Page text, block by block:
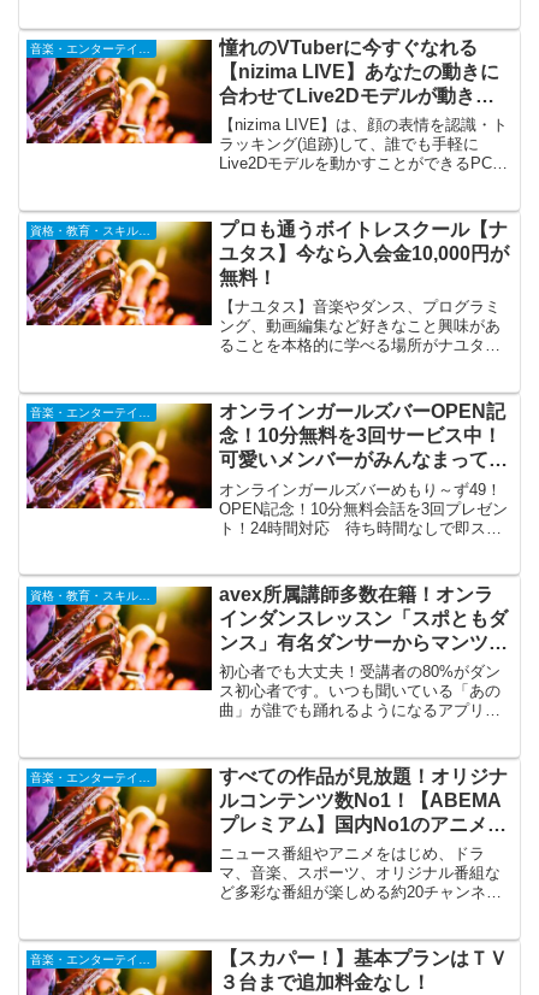
ヤレス認証を取得。「VGPアワード」も
受賞しました。
憧れのVTuberに今すぐなれる
【nizima LIVE】あなたの動きに
合わせてLive2Dモデルが動き出
す
【nizima LIVE】は、顔の表情を認識・ト
ラッキング(追跡)して、誰でも手軽に
Live2Dモデルを動かすことができるPC用
て実装し、オリジナルアバターをお持ち
でなくても、すぐにVTuberとして活動で
きます。
プロも通うボイトレスクール【ナ
ユタス】今なら入会金10,000円が
無料！
【ナユタス】音楽やダンス、プログラミ
ング、動画編集など好きなこと興味があ
ることを本格的に学べる場所がナユタス
あなたの個性や得意なことをナユタスな
ら伸ばせます。東証一部上場グループが
運営するボイストレーニングスクール。
音楽・エンターテインメント
オンラインガールズバーOPEN記
念！10分無料を3回サービス中！
可愛いメンバーがみんなまってま
す！
オンラインガールズバーめもり～ず49！
OPEN記念！10分無料会話を3回プレゼン
ト！24時間対応 待ち時間なしで即スタ
プションもありますよ～
avex所属講師多数在籍！オンラ
インダンスレッスン「スポともダ
ンス」有名ダンサーからマンツー
マンで習える！
初心者でも大丈夫！受講者の80%がダン
ス初心者です。いつも聞いている「あの
曲」が誰でも踊れるようになるアプリ、
曲を選んで受講できます。また完全マン
ツーマンレッスンなので短期間で踊れる
ようになります。
すべての作品が見放題！オリジナ
ルコンテンツ数No1！【ABEMA
プレミアム】国内No1のアニメチ
ャンネル
ニュース番組やアニメをはじめ、ドラ
マ、音楽、スポーツ、オリジナル番組な
ど多彩な番組が楽しめる約20チャンネル
劇場版アニメ、最新テレビアニメの地上
波同時放送まで月間視聴者数、国内No1
のアニメチャンネル
【スカパー！】基本プランはＴＶ
３台まで追加料金なし！